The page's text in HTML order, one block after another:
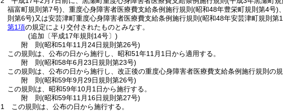
福富町規則第7号) 、重度心身障害者医療費支給条例施行規則 (昭和48年豊栄町規則第4号)
則第6号)又は安芸津町重度心身障害者医療費支給条例施行規則 (昭和48年安芸津町規則第
第1項の規定により交付されたものとみなす。
(追加〔平成17年規則14号〕)
附 則(昭和51年11月24日規則第26号)
この規則は、公布の日から施行し、昭和51年11月1日から適用する。
附 則(昭和58年6月23日規則第23号)
この規則は、公布の日から施行し、改正後の重度心身障害者医療費支給条例施行規則の
附 則(昭和59年9月29日規則第26号)
この規則は、昭和59年10月1日から施行する。
附 則(昭和59年11月16日規則第27号)
1
この規則は、公布の日から施行する。